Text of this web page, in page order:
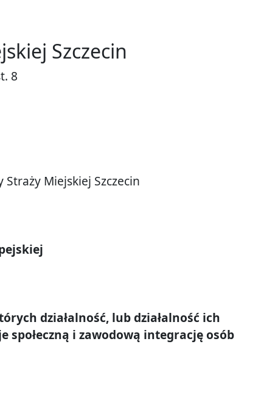
Szczecin
8
Miejskiej Szczecin
działalność, lub działalność ich
i zawodową integrację osób